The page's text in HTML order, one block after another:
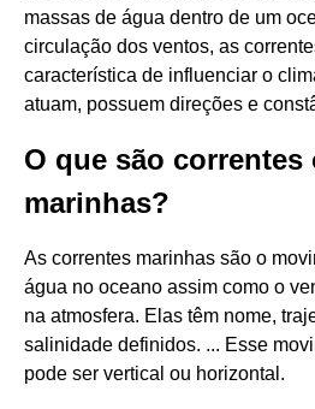
massas de água dentro de um
circulação dos ventos, as
característica de influenciar o
atuam, possuem direções e
O que são correntes
marinhas?
As correntes marinhas são o
água no oceano assim como o
na atmosfera. Elas têm nome,
salinidade definidos. ... Esse
pode ser vertical ou horizontal.